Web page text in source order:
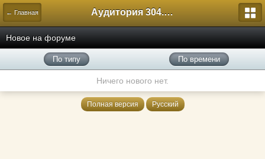
← Главная Аудитория 304. История России
Новое на форуме
По типу По времени
Ничего нового нет.
Полная версия Русский